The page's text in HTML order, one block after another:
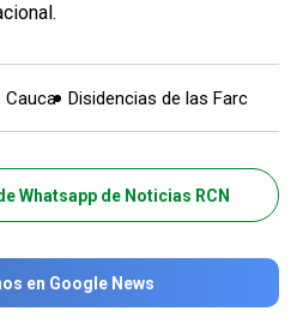
Cauca Disidencias de las Farc
Whatsapp de Noticias RCN
en Google News